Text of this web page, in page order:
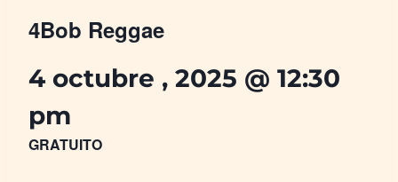
4Bob Reggae
4 octubre , 2025 @ 12:30
pm
GRATUITO